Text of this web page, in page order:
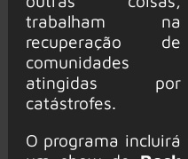
trabalham na
recuperação de
comunidades
atingidas por
catástrofes.
O programa incluirá